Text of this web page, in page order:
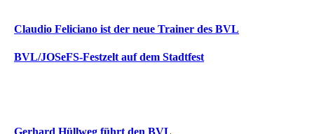
Claudio Feliciano ist der neue Trainer des BVL
BVL/JOSeFS-Festzelt auf dem Stadtfest
Gerhard Hüllweg führt den BVL